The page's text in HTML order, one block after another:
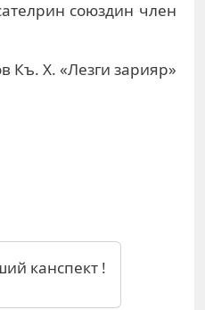
союздин член
Къ. Х. «Лезги зарияр»
канспект !